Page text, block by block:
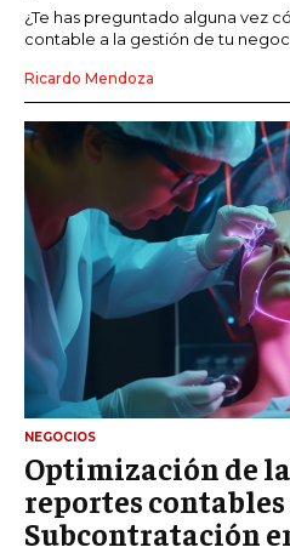
¿Te has preguntado alguna vez
contable a la gestión de tu
Ricardo Mendoza
NEGOCIOS
Optimización de
reportes contables
Subcontratación